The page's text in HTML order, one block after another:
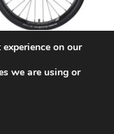
on our
we are using or